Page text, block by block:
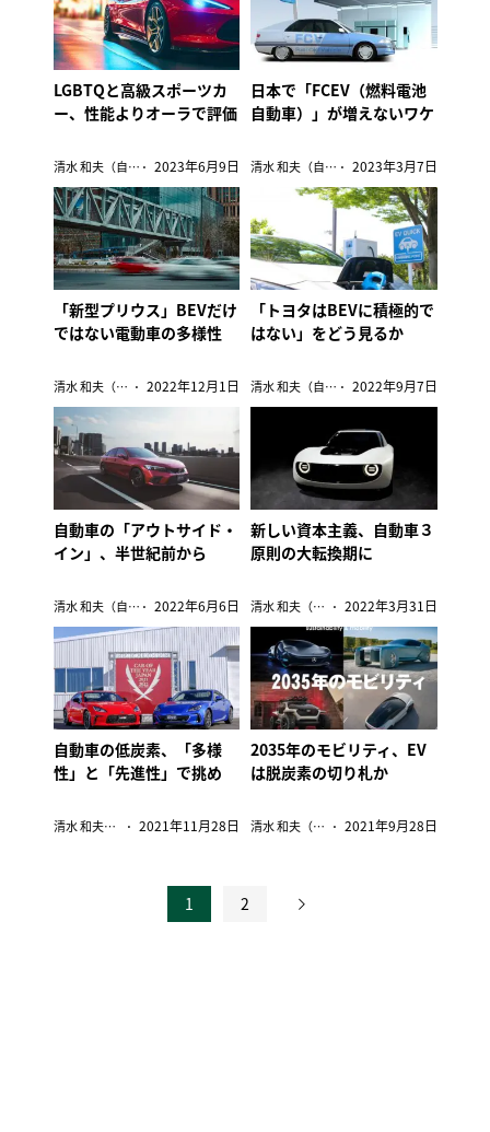
LGBTQと高級スポーツカ
ー、性能よりオーラで評価
清水 和夫（自動車ジャーナリスト） 2023年6月9日
日本で「FCEV（燃料電池
自動車）」が増えないワケ
清水 和夫（自動車ジャーナリスト） 2023年3月7日
「新型プリウス」BEVだけ
ではない電動車の多様性
清水 和夫（自動車ジャーナリスト） 2022年12月1日
「トヨタはBEVに積極的で
はない」をどう見るか
清水 和夫（自動車ジャーナリスト） 2022年9月7日
自動車の「アウトサイド・
イン」、半世紀前から
清水 和夫（自動車ジャーナリスト） 2022年6月6日
新しい資本主義、自動車３
原則の大転換期に
清水 和夫（自動車ジャーナリスト） 2022年3月31日
自動車の低炭素、「多様
性」と「先進性」で挑め
清水 和夫（自動車ジャーナリスト） 2021年11月28日
2035年のモビリティ、EV
は脱炭素の切り札か
清水 和夫（自動車ジャーナリスト） 2021年9月28日
投
1 2